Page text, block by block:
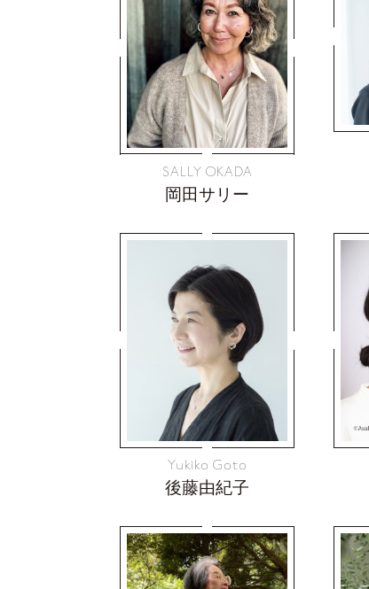
SALLY OKADA
岡田サリー
Yukiko Goto
後藤由紀子